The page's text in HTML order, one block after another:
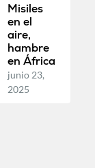
Misiles
en el
aire,
hambre
en África
junio 23,
2025